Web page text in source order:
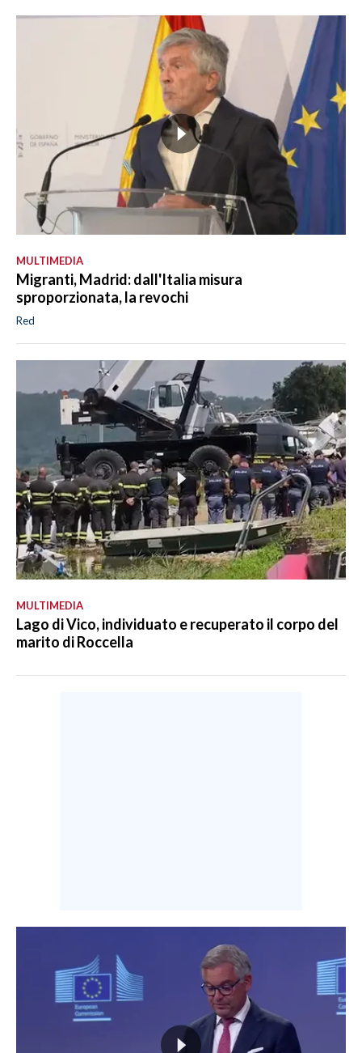
MULTIMEDIA
Migranti, Madrid: dall'Italia misura
sproporzionata, la revochi
Red
MULTIMEDIA
Lago di Vico, individuato e recuperato il corpo del
marito di Roccella